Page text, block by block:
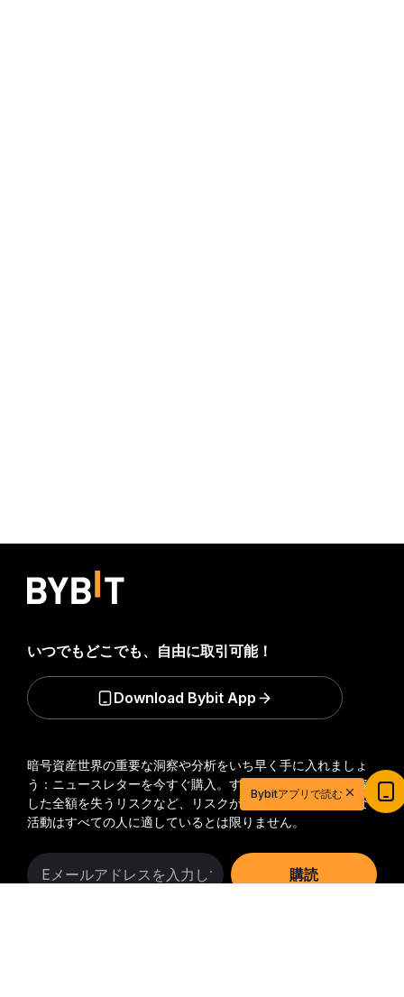
暗号資産世界の重要な洞察や分析をいち早く手に入れましょ
う：ニュースレターを今すぐ購入。 すべての投資には、投資
した全額を失うリスクなど、リスクが伴います。そのような
活動はすべての人に適しているとは限りません。
購読
いつでもどこでも、自由に取引可能！
Download Bybit App
20ドル相当の特典ゲットで取引を始めよう
新規登録＆取引で20ドル相当の獲得チャンス！
今すぐ登録
Bybitアプリで読む